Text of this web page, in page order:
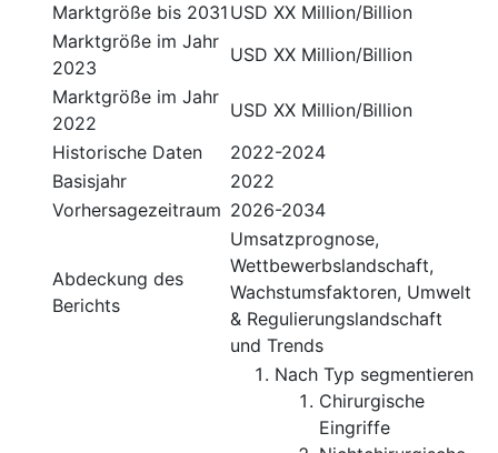
Marktgröße bis 2031 USD XX Million/Billion
Marktgröße im Jahr
2023
USD XX Million/Billion
Marktgröße im Jahr
2022
USD XX Million/Billion
Historische Daten
2022-2024
Basisjahr
2022
Vorhersagezeitraum 2026-2034
Abdeckung des
Berichts
Umsatzprognose,
Wettbewerbslandschaft,
Wachstumsfaktoren, Umwelt
& Regulierungslandschaft
und Trends
Nach Typ segmentieren
Chirurgische
Eingriffe